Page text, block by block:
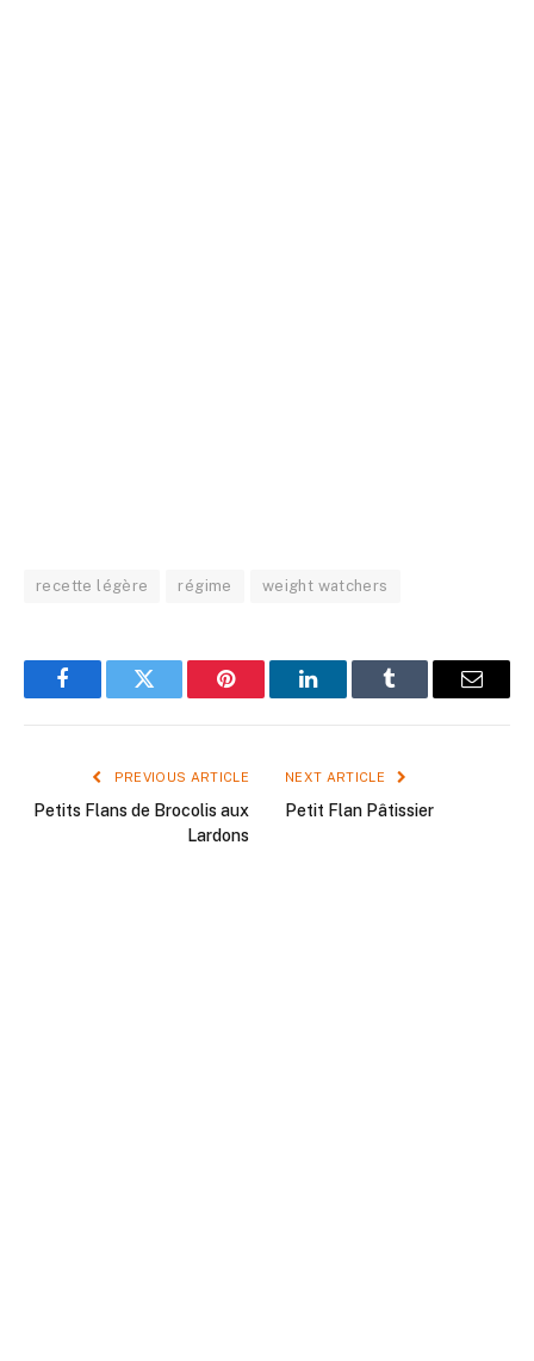
recette légère régime weight watchers
FacebookTwitter Pinterest LinkedInTumblr Email
PREVIOUS ARTICLE
Petits Flans de Brocolis aux
Lardons
NEXT ARTICLE
Petit Flan Pâtissier